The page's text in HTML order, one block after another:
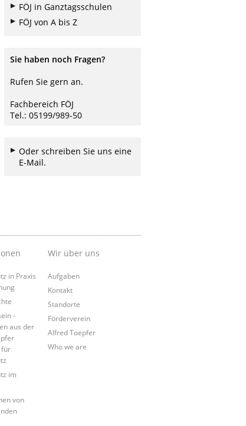
FÖJ in Ganztagsschulen
FÖJ von A bis Z
Sie haben noch Fragen?
Rufen Sie gern an.
Fachbereich FÖJ
Tel.: 05199/989-50
Oder schreiben Sie uns eine
E-Mail.
in Praxis
-
aus der
für
im
von
Wir über uns
Aufgaben
Kontakt
Standorte
Förderverein
Alfred Toepfer
Who we are